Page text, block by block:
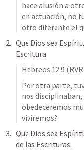
hace alusión a
en actuación, no
otro diferente el
Que Dios sea
Escritura.
Hebreos 12:9
Por otra parte,
nos disciplinaban,
obedeceremos
viviremos?
Que Dios sea
de las Escrituras.